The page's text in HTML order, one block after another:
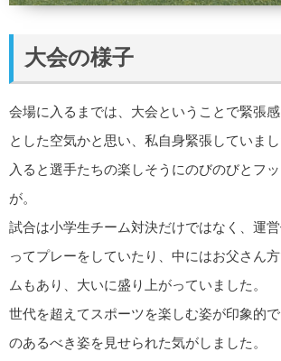
大会の様子
会場に入るまでは、大会ということで緊張
とした空気かと思い、私自身緊張していま
入ると選手たちの楽しそうにのびのびとフ
が。
試合は小学生チーム対決だけではなく、運
ってプレーをしていたり、中にはお父さん
ムもあり、大いに盛り上がっていました。
世代を超えてスポーツを楽しむ姿が印象的
のあるべき姿を見せられた気がしました。